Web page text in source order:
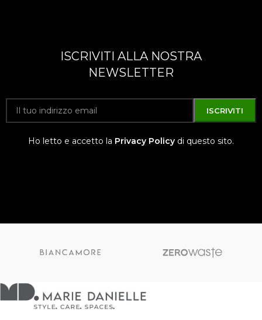
ISCRIVITI ALLA NOSTRA
NEWSLETTER
Ho letto e accetto la Privacy Policy di questo sito.